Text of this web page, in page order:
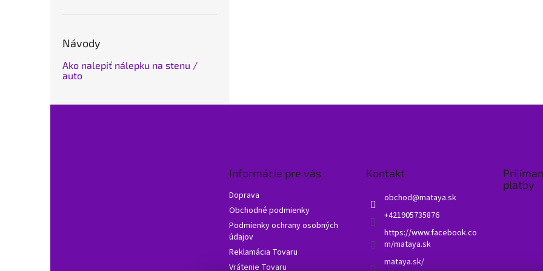
Návody
Ako nalepiť nálepku na stenu /
auto
Informácie pre vás
Doprava
Obchodné podmienky
Podmienky ochrany osobných
údajov
Reklamácia Tovaru
Vrátenie Tovaru
Kontakt
obchod@mataya.sk
+421905735876
https://www.facebook.co
m/mataya.sk
mataya.sk/
platby